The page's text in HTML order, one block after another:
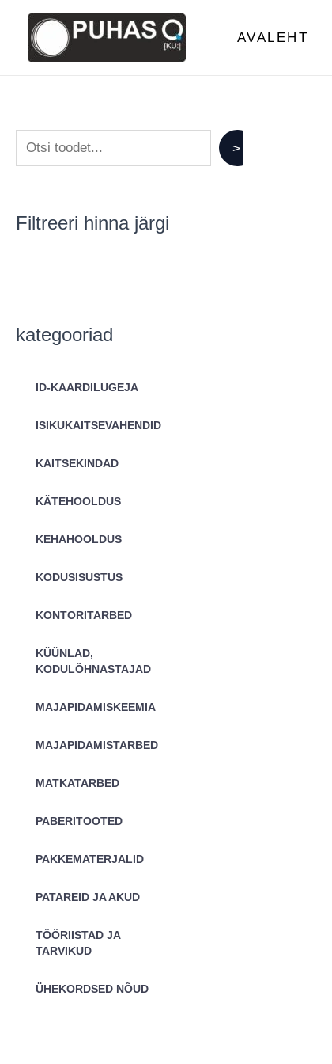
content
AVALEHT
>
Filtreeri hinna järgi
kategooriad
ID-KAARDILUGEJA
ISIKUKAITSEVAHENDID
KAITSEKINDAD
KÄTEHOOLDUS
KEHAHOOLDUS
KODUSISUSTUS
KONTORITARBED
KÜÜNLAD,
KODULÕHNASTAJAD
MAJAPIDAMISKEEMIA
MAJAPIDAMISTARBED
MATKATARBED
PABERITOOTED
PAKKEMATERJALID
PATAREID JA AKUD
TÖÖRIISTAD JA
TARVIKUD
ÜHEKORDSED NÕUD